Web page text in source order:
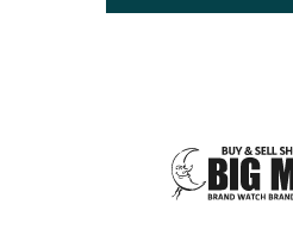
BELL＆ROSS
BAMFORD LONDON
バンフォード・ロンドン